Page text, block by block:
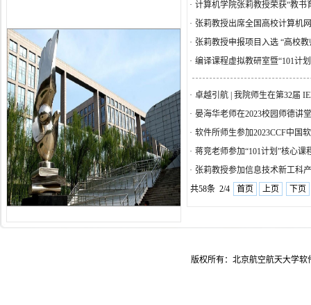
· 计算机学院张莉教授荣获“教书
· 张莉教授出席全国高校计算机
· 张莉教授申报项目入选 “高校
· 编译课程虚拟教研室暨“101计
· 卓越引航 | 我院师生在第32届
· 晏海华老师在2023校园师德讲
· 软件所师生参加2023CCF中国
· 蒋竞老师参加“101计划”核心课
· 张莉教授参加信息技术新工科
共58条 2/4
首页 上页 下页
版权所有：北京航空航天大